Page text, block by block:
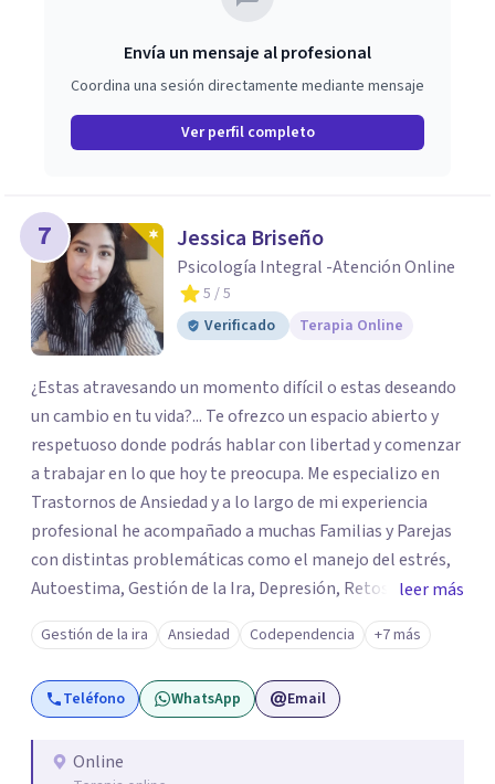
Envía un mensaje al profesional
Coordina una sesión directamente mediante mensaje
Ver perfil completo
7 Jessica Briseño
Psicología Integral -Atención Online
5 / 5
Verificado
Terapia Online
¿Estas atravesando un momento difícil o estas deseando
un cambio en tu vida?... Te ofrezco un espacio abierto y
respetuoso donde podrás hablar con libertad y comenzar
a trabajar en lo que hoy te preocupa. Me especializo en
Trastornos de Ansiedad y a lo largo de mi experiencia
profesional he acompañado a muchas Familias y Parejas
con distintas problemáticas como el manejo del estrés,
Autoestima, Gestión de la Ira, Depresión, Retos en la
Crianza, Codependencia, Celos, entre otros. Cuento con
más de 12 años de experiencia en el área de la Salud
mental y he trabajado en distintos contextos clínicos con
niños, Adolescentes y Adultos
leer más
Gestión de la ira Ansiedad Codependencia +7 más
Teléfono WhatsApp Email
Online